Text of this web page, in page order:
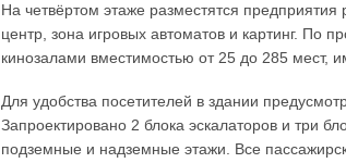
На четвёртом этаже разместятся
центр, зона игровых автоматов и картинг. По
кинозалами вместимостью от 25 до 285
Для удобства посетителей в здании
Запроектировано 2 блока эскалаторов и три
подземные и надземные этажи. Все